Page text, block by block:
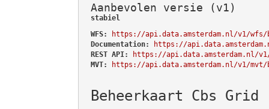
Aanbevolen versie (v1)
stabiel
WFS:
https://api.data.amsterdam.nl/v1/wfs/
Documentation:
https://
REST API:
https://api.data.amsterdam.nl/
MVT:
https://api.data.amsterdam.nl/v1/mvt/
Beheerkaart Cbs Grid